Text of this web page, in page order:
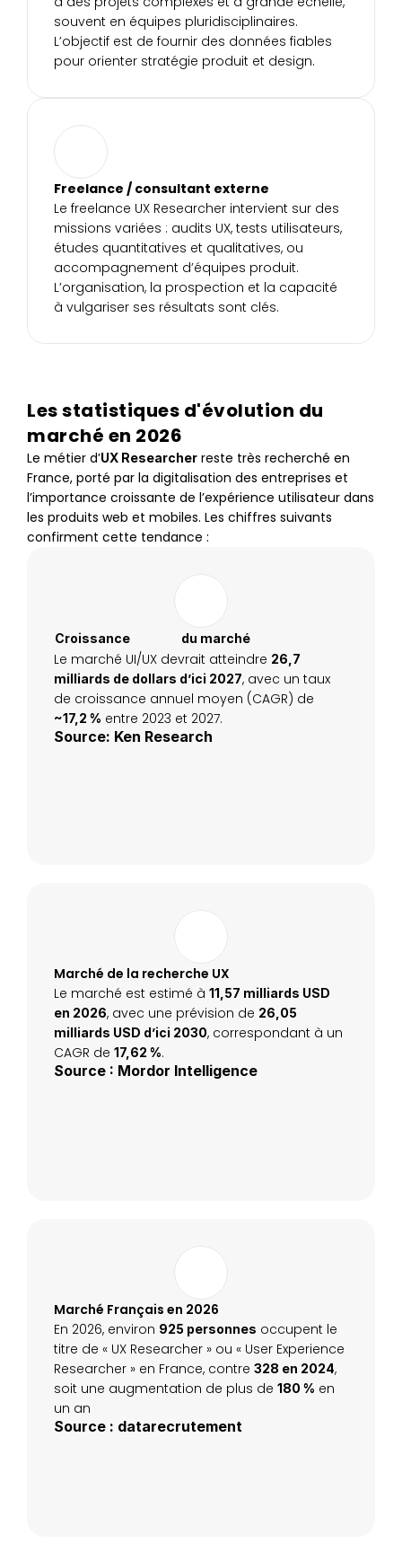
souvent en équipes pluridisciplinaires.
L’objectif est de fournir des données fiables
pour orienter stratégie produit et design.
Freelance / consultant externe
Le freelance UX Researcher intervient sur des
missions variées : audits UX, tests utilisateurs,
études quantitatives et qualitatives, ou
accompagnement d’équipes produit.
L’organisation, la prospection et la capacité
à vulgariser ses résultats sont clés.
Les statistiques d'évolution du
marché en 2026
Le métier d’UX Researcher reste très recherché en
France, porté par la digitalisation des entreprises et
l’importance croissante de l’expérience utilisateur dans
les produits web et mobiles. Les chiffres suivants
confirment cette tendance :
Croissance                   du marché
Le marché UI/UX devrait atteindre 26,7
milliards de dollars d’ici 2027, avec un taux
~17,2 % entre 2023 et 2027.
Source: Ken Research
Marché de la recherche UX
Le marché est estimé à 11,57 milliards USD
en 2026, avec une prévision de 26,05
milliards USD d’ici 2030, correspondant à un
CAGR de 17,62 %.
Source : Mordor Intelligence
Marché Français en 2026
En 2026, environ 925 personnes occupent le
titre de « UX Researcher » ou « User Experience
Researcher » en France, contre 328 en 2024,
soit une augmentation de plus de 180 % en
un an
Source : datarecrutement